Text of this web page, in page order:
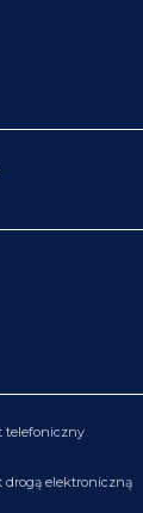
telefoniczny
elektroniczną